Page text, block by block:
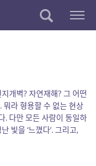
개벽? 자연재해? 그 어떤
뭐라 형용할 수 없는 현상
. 다만 모든 사람이 동일하
빛을 ‘느꼈다’. 그리고,